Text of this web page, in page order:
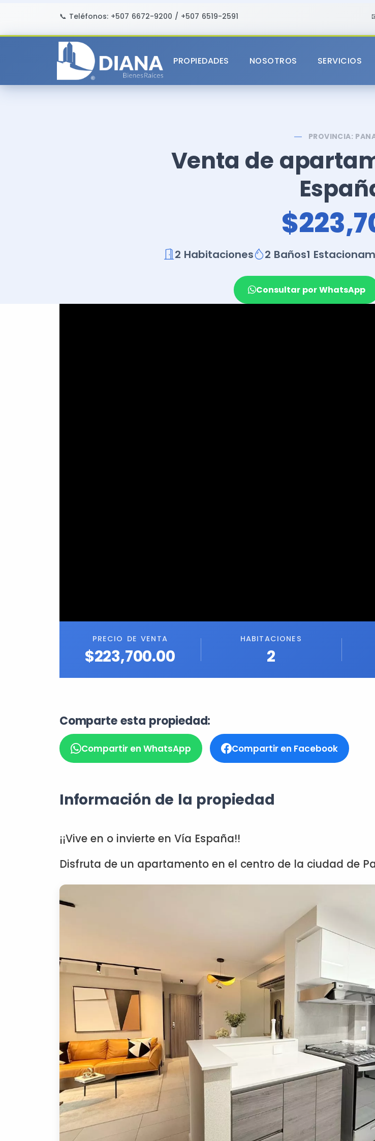
📞 Teléfonos: +507 6672-9200 / +507 6519-2591
PROPIEDADES NOSOTROS SERVICIOS
PROVINCIA:
Venta de
2 Habitaciones 2 Baños1
Consultar por WhatsApp
PRECIO DE VENTA
$223,700.00
HABITACIONES
2
Comparte esta propiedad:
Compartir en WhatsApp Compartir en Facebook
Información de la propiedad
¡¡Vive en o invierte en Vía España!!
Disfruta de un apartamento en el centro de la ciudad de